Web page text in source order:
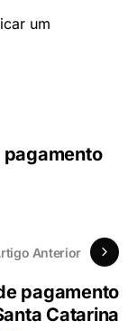
um
pagamento
Anterior
pagamento
Catarina